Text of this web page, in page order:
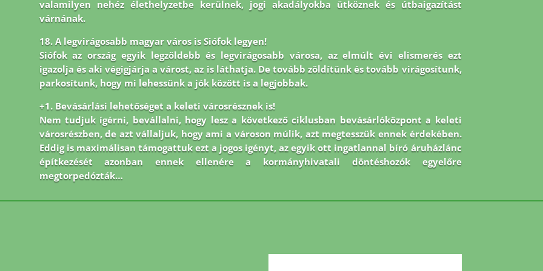
valamilyen nehéz élethelyzetbe kerülnek, jogi akadályokba ütköznek és útbaigazítást
várnának.
18. A legvirágosabb magyar város is Siófok legyen!
Siófok az ország egyik legzöldebb és legvirágosabb városa, az elmúlt évi elismerés ezt
igazolja és aki végigjárja a várost, az is láthatja. De tovább zöldítünk és tovább virágosítunk,
parkosítunk, hogy mi lehessünk a jók között is a legjobbak.
+1. Bevásárlási lehetőséget a keleti városrésznek is!
Nem tudjuk ígérni, bevállalni, hogy lesz a következő ciklusban bevásárlóközpont a keleti
városrészben, de azt vállaljuk, hogy ami a városon múlik, azt megtesszük ennek érdekében.
Eddig is maximálisan támogattuk ezt a jogos igényt, az egyik ott ingatlannal bíró áruházlánc
építkezését azonban ennek ellenére a kormányhivatali döntéshozók egyelőre
megtorpedózták…